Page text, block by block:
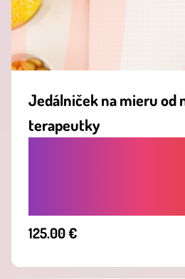
Jedálniček na mieru od
terapeutky
125.00 €